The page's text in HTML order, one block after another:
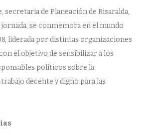
secretaria de Planeación de Risaralda,
se conmemora en el mundo
liderada por distintas organizaciones
el objetivo de sensibilizar a los
políticos sobre la
decente y digno para las